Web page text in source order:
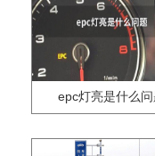
epc灯亮是什么问